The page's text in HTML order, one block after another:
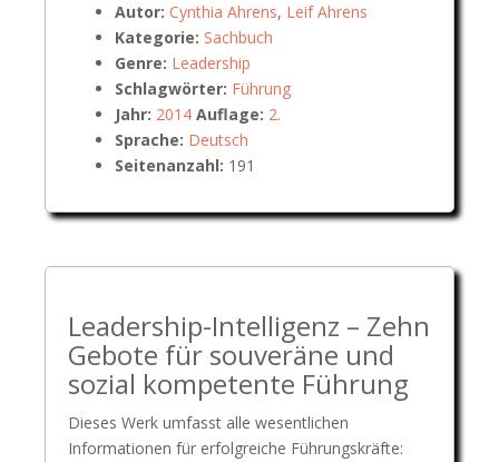
Autor: Cynthia Ahrens, Leif Ahrens
Kategorie: Sachbuch
Genre: Leadership
Schlagwörter: Führung
Jahr: 2014 Auflage: 2.
Sprache: Deutsch
Seitenanzahl: 191
Leadership-Intelligenz – Zehn
Gebote für souveräne und
sozial kompetente Führung
Dieses Werk umfasst alle wesentlichen
Informationen für erfolgreiche Führungskräfte: